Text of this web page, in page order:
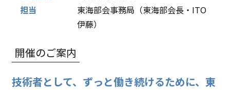
担当
東海部会事務局（東海部会長・ITO
伊藤）
開催のご案内
技術者として、ずっと働き続けるために、東